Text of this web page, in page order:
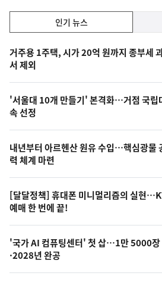
기,
최
신,
오
늘
의
영
상
오
늘
의
사
진
인기 뉴스
기
뉴
스
거주용 1주택, 시가 20억 원까지 종부세
서 제외
'서울대 10개 만들기' 본격화…거점 국립
속 선정
내년부터 아르헨산 원유 수입…핵심광물
력 체계 마련
[달달정책] 휴대폰 미니멀리즘의 실현
예매 한 번에 끝!
'국가 AI 컴퓨팅센터' 첫 삽…1만 5000장
·2028년 완공